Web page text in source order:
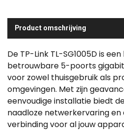
Product omschrijving
De TP-Link TL-SG1005D is
betrouwbare 5-poorts
voor zowel thuisgebruik als
omgevingen. Met zijn
eenvoudige installatie biedt
naadloze netwerkervaring en
verbinding voor al jouw